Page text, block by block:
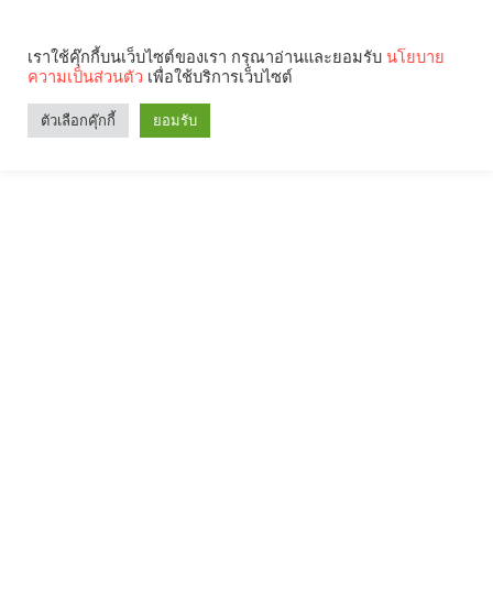
เราใช้คุ๊กกี้บนเว็บไซต์ของเรา กรุณาอ่านและยอมรับ นโยบาย
ความเป็นส่วนตัว เพื่อใช้บริการเว็บไซต์
ตัวเลือกคุ๊กกี้ ยอมรับ